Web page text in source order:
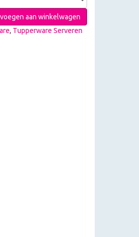
aan winkelwagen
, Tupperware Serveren